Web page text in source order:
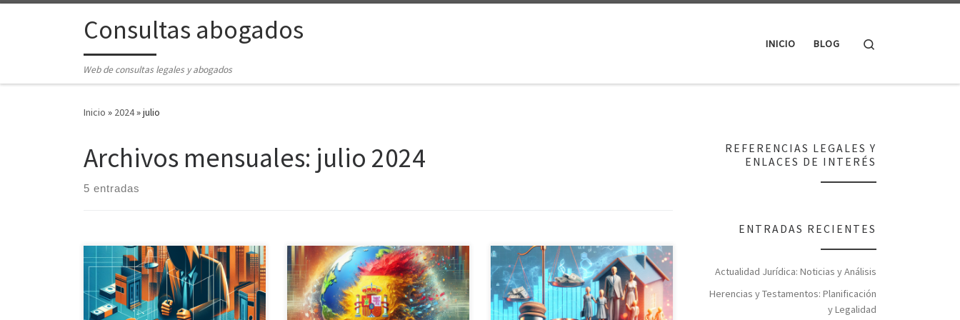
Saltar al contenidoConsultas abogados
Web de consultas legales y abogados
INICIO BLOG
Inicio » 2024»julio
Archivos mensuales: julio 2024
5 entradas
El Derecho Penal es una rama
fundamental del ordenamiento
jurídico español, y conocer el Código
Penal es esencial para entender
La Propiedad Intelectual en España
es un campo crucial para cualquier
persona que crea, produce o
distribuye obras originales. Este
Introducción En la vida familiar, a
menudo surgen situaciones que
requieren una intervención legal.
Desde cuestiones de herencias hasta
REFERENCIAS LEGALES Y
ENLACES DE INTERÉS
ENTRADAS RECIENTES
Actualidad Jurídica: Noticias y Análisis
Herencias y Testamentos: Planificación
y Legalidad